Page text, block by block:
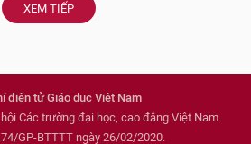
XEM TIẾP
điện tử Giáo dục Việt Nam
Các trường đại học, cao đẳng Việt Nam.
GP-BTTTT ngày 26/02/2020.